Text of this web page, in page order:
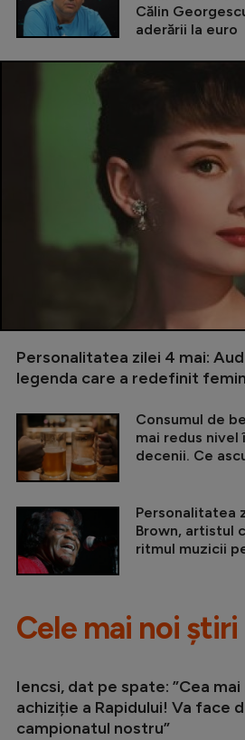
Călin
aderării la euro
Personalitatea zilei 4 mai:
legenda care a redefinit
Consumul de
mai redus nivel
decenii. Ce
Personalitatea
Brown, artistul
ritmul muzicii
Cele mai noi știri
Iencsi, dat pe spate: ”Cea
achiziție a Rapidului! Va face
campionatul nostru”